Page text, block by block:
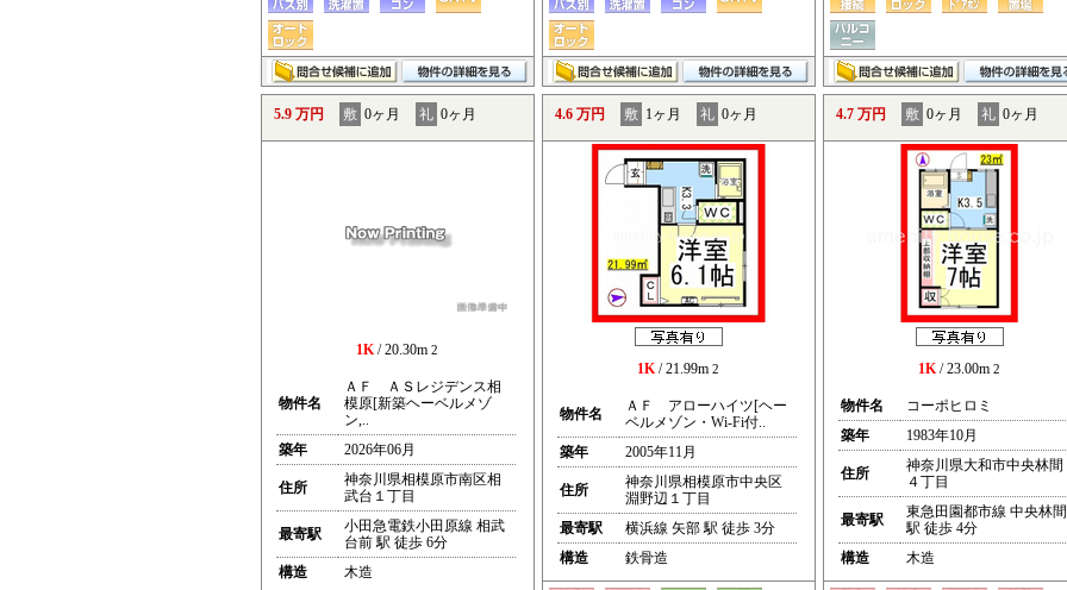
5.9 万円 敷 0ヶ月 礼 0ヶ月
1K/ 20.30m 2
物件名
ＡＦ ＡＳレジデンス相
模原[新築ヘーベルメゾ
ン,..
築年
2026年06月
住所
神奈川県相模原市南区相
武台１丁目
最寄駅
小田急電鉄小田原線 相武
台前 駅 徒歩 6分
構造
木造
4.6 万円 敷 1ヶ月 礼 0ヶ月
1K/ 21.99m 2
物件名
ＡＦ アローハイツ[ヘー
ベルメゾン・Wi-Fi付..
築年
2005年11月
住所
神奈川県相模原市中央区
淵野辺１丁目
最寄駅
横浜線 矢部 駅 徒歩 3分
構造
鉄骨造
4.7 万円 敷 0ヶ月 礼 0ヶ月
1K/ 23.00m 2
物件名
コーポヒロミ
築年
1983年10月
住所
神奈川県大和市中央林間
４丁目
最寄駅
東急田園都市線 中央林間
駅 徒歩 4分
構造
木造